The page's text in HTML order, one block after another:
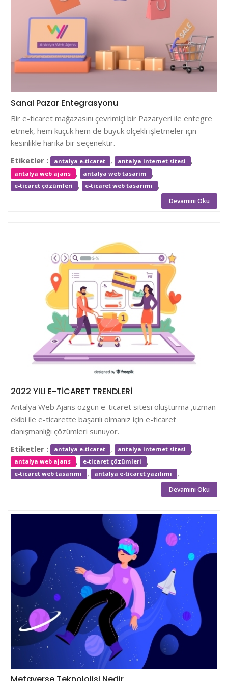
Sanal Pazar Entegrasyonu
Bir e-ticaret mağazasını çevrimiçi bir Pazaryeri ile entegre
etmek, hem küçük hem de büyük ölçekli işletmeler için
kesinlikle harika bir seçenektir.
Etiketler :
antalya e-ticaret , antalya internet sitesi ,
antalya web ajans , antalya web tasarim ,
e-ticaret çözümleri , e-ticaret web tasarımı ,
Devamını Oku
2022 YILI E-TİCARET TRENDLERİ
Antalya Web Ajans özgün e-ticaret sitesi oluşturma ,uzman
ekibi ile e-ticarette başarılı olmanız için e-ticaret
danışmanlığı çözümleri sunuyor.
Etiketler :
antalya e-ticaret , antalya internet sitesi ,
antalya web ajans , e-ticaret çözümleri ,
e-ticaret web tasarımı , antalya e-ticaret yazılımı ,
Devamını Oku